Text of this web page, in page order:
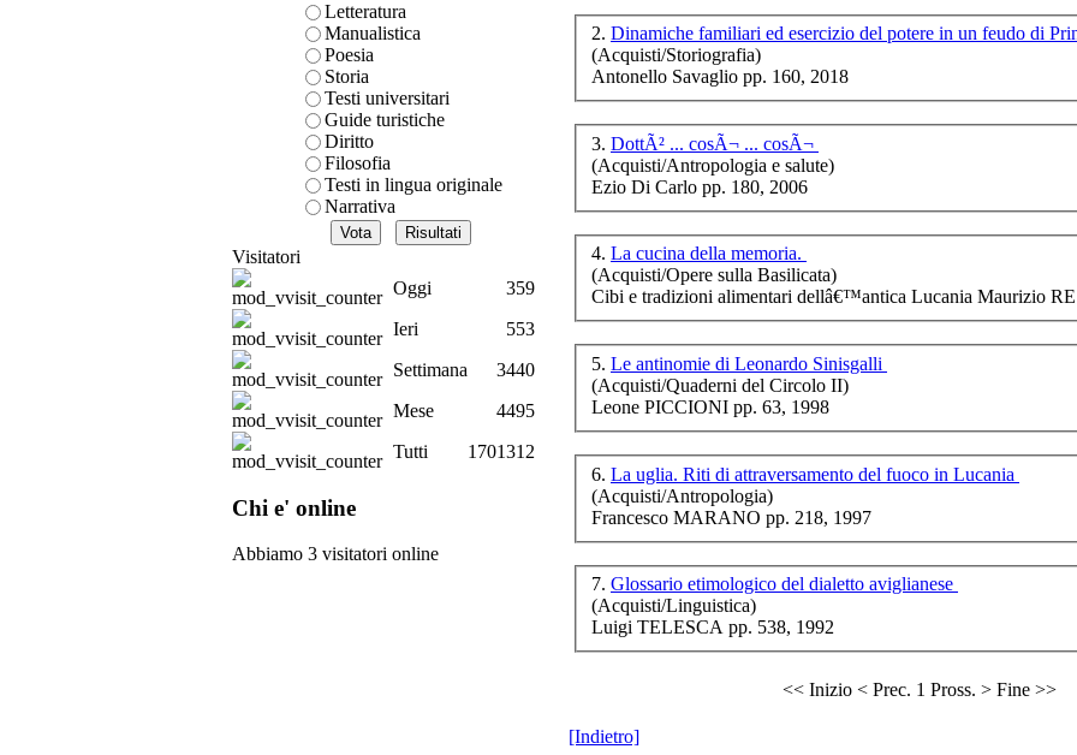
€ 22,00
Testimonianze
archeologiche
€ 15,00
U dialÃƒÂ©ttÃƒÂ«
mundalbanÃƒÂ©sÃƒÂ«
Poesie, antichi
mestieri, detti e sa
€ 12,00
D.A.P.I.T. RICERCHE
- N. 5 - 1997
Metafisiche geometrie
Fino al pianeta terra
€ 10,00
Letteratura
Manualistica
Poesia
Storia
Testi universitari
Guide turistiche
Diritto
Filosofia
Testi in lingua originale
Narrativa
Visitatori
Oggi
359
Ieri
553
Settimana
3440
Mese
4495
Tutti
1701312
Chi e' online
Abbiamo 3 visitatori online
presente fase.
Acquista ora...
A feed could not be found at
2. Dinamiche familiari ed esercizio del potere in un feudo di
(Acquisti/Storiografia)
Antonello Savaglio pp. 160, 2018
3. DottÃ² ... cosÃ¬ ... cosÃ¬
(Acquisti/Antropologia e salute)
Ezio Di Carlo pp. 180, 2006
4. La cucina della memoria.
(Acquisti/Opere sulla Basilicata)
Cibi e tradizioni alimentari dellâ€™antica Lucania Maurizio
5. Le antinomie di Leonardo Sinisgalli
(Acquisti/Quaderni del Circolo II)
Leone PICCIONI pp. 63, 1998
6. La uglia. Riti di attraversamento del fuoco in Lucania
(Acquisti/Antropologia)
Francesco MARANO pp. 218, 1997
7. Glossario etimologico del dialetto aviglianese
(Acquisti/Linguistica)
Luigi TELESCA pp. 538, 1992
<< Inizio < Prec. 1 Pross. > Fine >>
[Indietro]